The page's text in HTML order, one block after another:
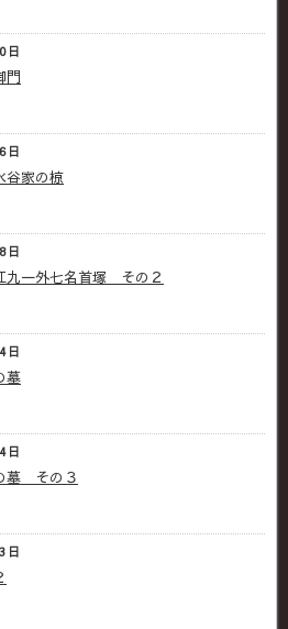
日
門
日
家の椋
日
一外七名首塚 その２
日
墓
日
墓 その３
日